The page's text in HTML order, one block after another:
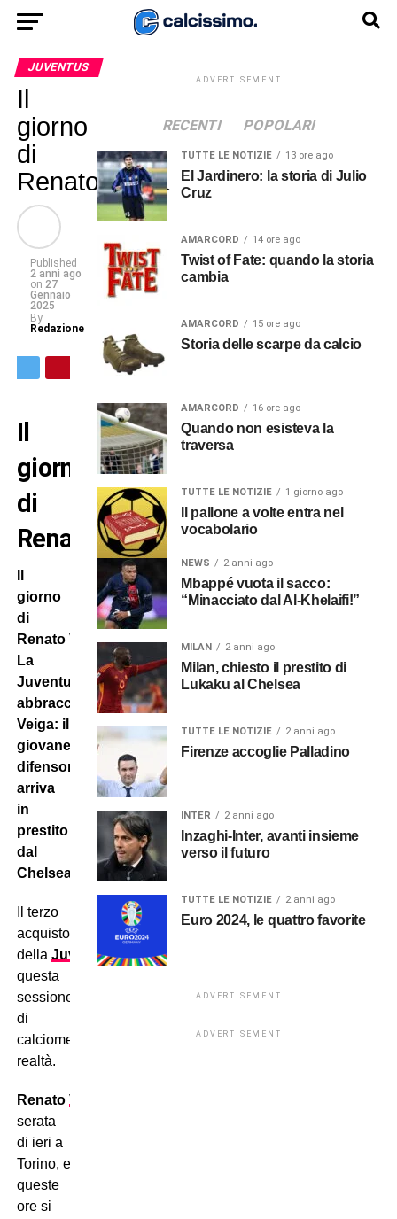
JUVENTUS
Il
giorno
di
Renato Veiga
Published
2 anni ago
on 27
Gennaio
2025
By
Redazione
Il
giorno
di
Renato Veiga
giorno
di
Renato Veiga.
La
Juventus
abbraccia
Veiga: il
giovane
difensore
arriva
in
prestito
dal
Chelsea.
Il terzo
acquisto
della Juventusin
questa
sessione invernale
di
calciomercato è
realtà.
Renato Veiga
serata
di ieri a
Torino, ed in
queste
ore si
ADVERTISEMENT
RECENTI POPOLARI
TUTTE LE NOTIZIE 13 ore ago
El Jardinero: la storia di Julio
Cruz
AMARCORD 14 ore ago
Twist of Fate: quando la storia
cambia
AMARCORD 15 ore ago
Storia delle scarpe da calcio
AMARCORD 16 ore ago
Quando non esisteva la
traversa
TUTTE LE NOTIZIE 1 giorno ago
Il pallone a volte entra nel
vocabolario
NEWS 2 anni ago
Mbappé vuota il sacco:
“Minacciato dal Al-Khelaifi!”
MILAN 2 anni ago
Milan, chiesto il prestito di
Lukaku al Chelsea
TUTTE LE NOTIZIE 2 anni ago
Firenze accoglie Palladino
INTER 2 anni ago
Inzaghi-Inter, avanti insieme
verso il futuro
TUTTE LE NOTIZIE 2 anni ago
Euro 2024, le quattro favorite
ADVERTISEMENT
ADVERTISEMENT